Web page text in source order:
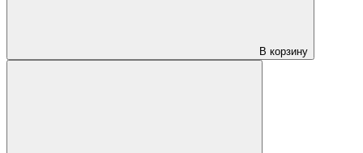
В корзину